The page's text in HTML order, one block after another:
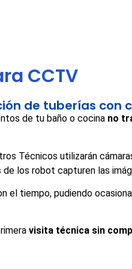
CCTV
de tuberías con
de tu baño o cocina no
Técnicos utilizarán
de los robot capturen las
el tiempo, pudiendo
visita técnica sin